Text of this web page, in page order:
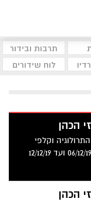
תרבות ובידור
לוח שידורים
הכהן
וקלפי
הכהן